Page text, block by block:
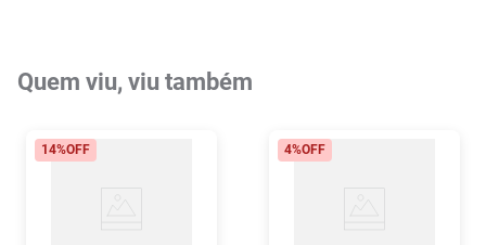
Quem viu, viu também
14%OFF 4%OFF